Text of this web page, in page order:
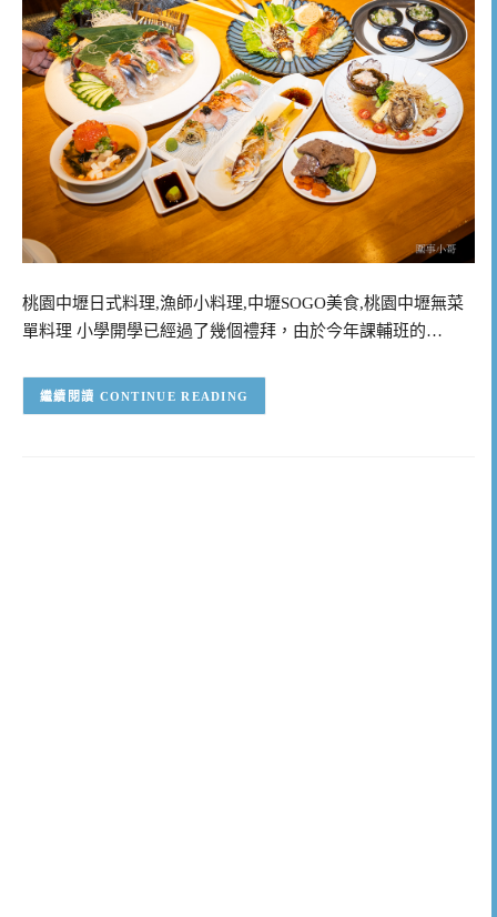
桃園中壢日式料理,漁師小料理,中壢SOGO美食,桃園中壢無菜
單料理 小學開學已經過了幾個禮拜，由於今年課輔班的…
CONTINUE READING